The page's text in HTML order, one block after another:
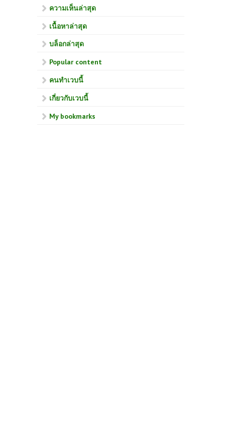
ความเห็นล่าสุด
เนื้อหาล่าสุด
บล็อกล่าสุด
Popular content
คนทำเวบนี้
เกี่ยวกับเวบนี้
My bookmarks